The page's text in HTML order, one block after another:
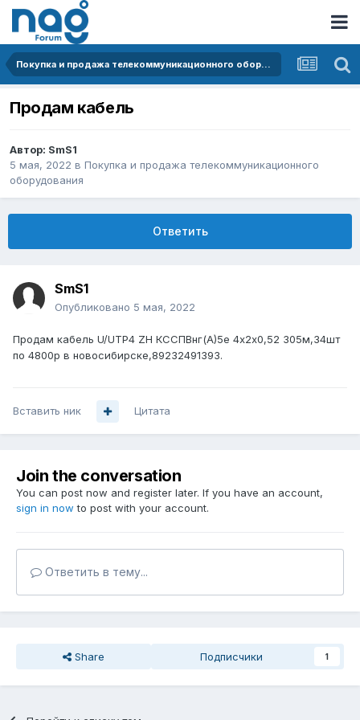
Покупка и продажа телекоммуникационного оборудования
Продам кабель
Автор: SmS1
5 мая, 2022 в Покупка и продажа телекоммуникационного
оборудования
Ответить
SmS1
Опубликовано 5 мая, 2022
Продам кабель U/UTP4 ZH КССПВнг(А)5е 4х2х0,52 305м,34шт
по 4800р в новосибирске,89232491393.
Вставить ник Цитата
Join the conversation
You can post now and register later. If you have an account,
sign in now to post with your account.
Ответить в тему...
Share Подписчики 1